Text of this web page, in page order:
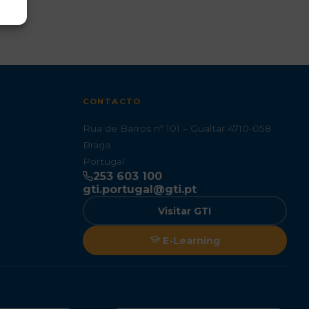
CONTACTO
Rua de Barros nº 101 – Gualtar 4710-058
Braga
Portugal
253 603 100
gti.portugal@gti.pt
Visitar GTI
E-Learning